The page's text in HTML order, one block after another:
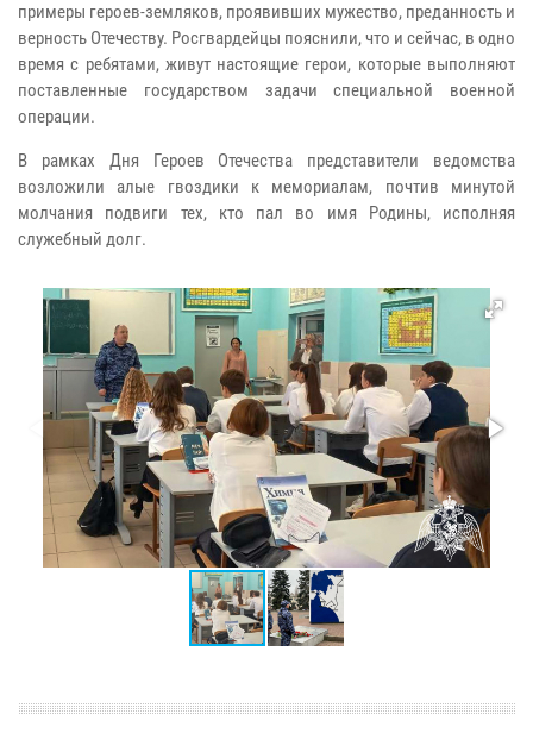
примеры героев-земляков, проявивших мужество, преданность и
верность Отечеству. Росгвардейцы пояснили, что и сейчас, в одно
время с ребятами, живут настоящие герои, которые выполняют
поставленные государством задачи специальной военной
операции.
В рамках Дня Героев Отечества представители ведомства
возложили алые гвоздики к мемориалам, почтив минутой
молчания подвиги тех, кто пал во имя Родины, исполняя
служебный долг.